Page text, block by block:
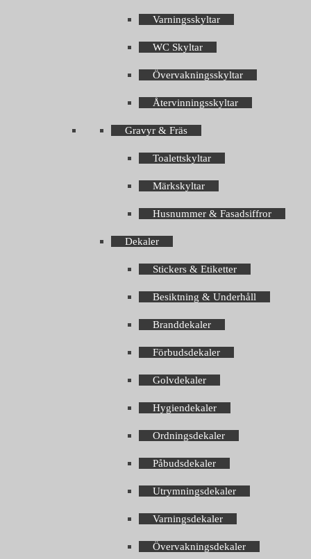
Varningsskyltar
WC Skyltar
Övervakningsskyltar
Återvinningsskyltar
Gravyr & Fräs
Toalettskyltar
Märkskyltar
Husnummer & Fasadsiffror
Dekaler
Stickers & Etiketter
Besiktning & Underhåll
Branddekaler
Förbudsdekaler
Golvdekaler
Hygiendekaler
Ordningsdekaler
Påbudsdekaler
Utrymningsdekaler
Varningsdekaler
Övervakningsdekaler